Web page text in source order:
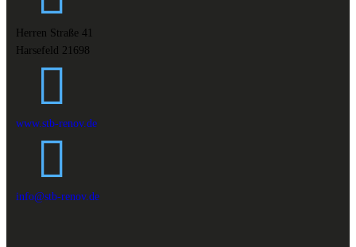
Herren Straße 41
Harsefeld 21698
www.stb-renov.de
info@stb-renov.de